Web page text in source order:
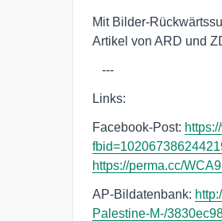
Mit Bilder-
Artikel von ARD und
   ---
Links:
Facebook-Post:
https://perma.cc/
AP-Bildatenbank:
Palestine-M-/